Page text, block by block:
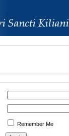
Remember Me